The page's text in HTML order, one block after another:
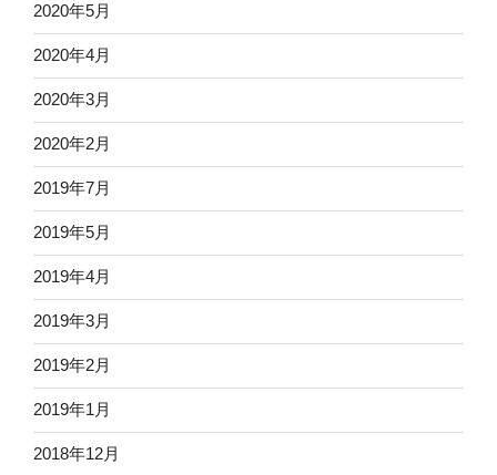
2020年5月
2020年4月
2020年3月
2020年2月
2019年7月
2019年5月
2019年4月
2019年3月
2019年2月
2019年1月
2018年12月